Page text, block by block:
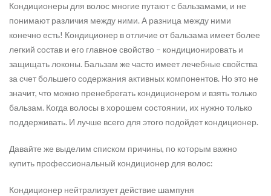
Кондиционеры для волос многие путают с бальзамами, и не
понимают различия между ними. А разница между ними
конечно есть! Кондиционер в отличие от бальзама имеет более
легкий состав и его главное свойство – кондиционировать и
защищать локоны. Бальзам же часто имеет лечебные свойства
за счет большего содержания активных компонентов. Но это не
значит, что можно пренебрегать кондиционером и взять только
бальзам. Когда волосы в хорошем состоянии, их нужно только
поддерживать. И лучше всего для этого подойдет кондиционер.
Давайте же выделим списком причины, по которым важно
купить профессиональный кондиционер для волос:
Кондиционер нейтрализует действие шампуня